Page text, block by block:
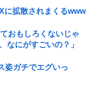
に拡散されまくるwww
おもしろくないじゃ
なにがすごいの？」
姿ガチでエグいっ